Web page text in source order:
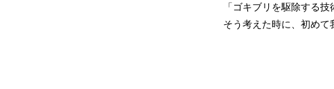
「ゴキブリを駆除する
そう考えた時に、初めて